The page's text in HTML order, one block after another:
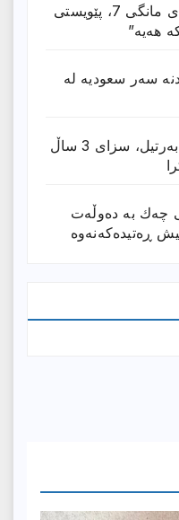
“عێراق بۆ تەواوکردنی مووچەی مانگى 7، پێویستی
سەر سعودیە لە
بەغداد.. بە تۆمەتی داواكردنی بەرتیل، سزای 3 ساڵ
چەك بە دەوڵەت
ڕەتیدەکەنەوە